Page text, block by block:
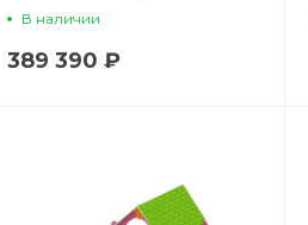
комплекс H=1200
В наличии
389 390 ₽